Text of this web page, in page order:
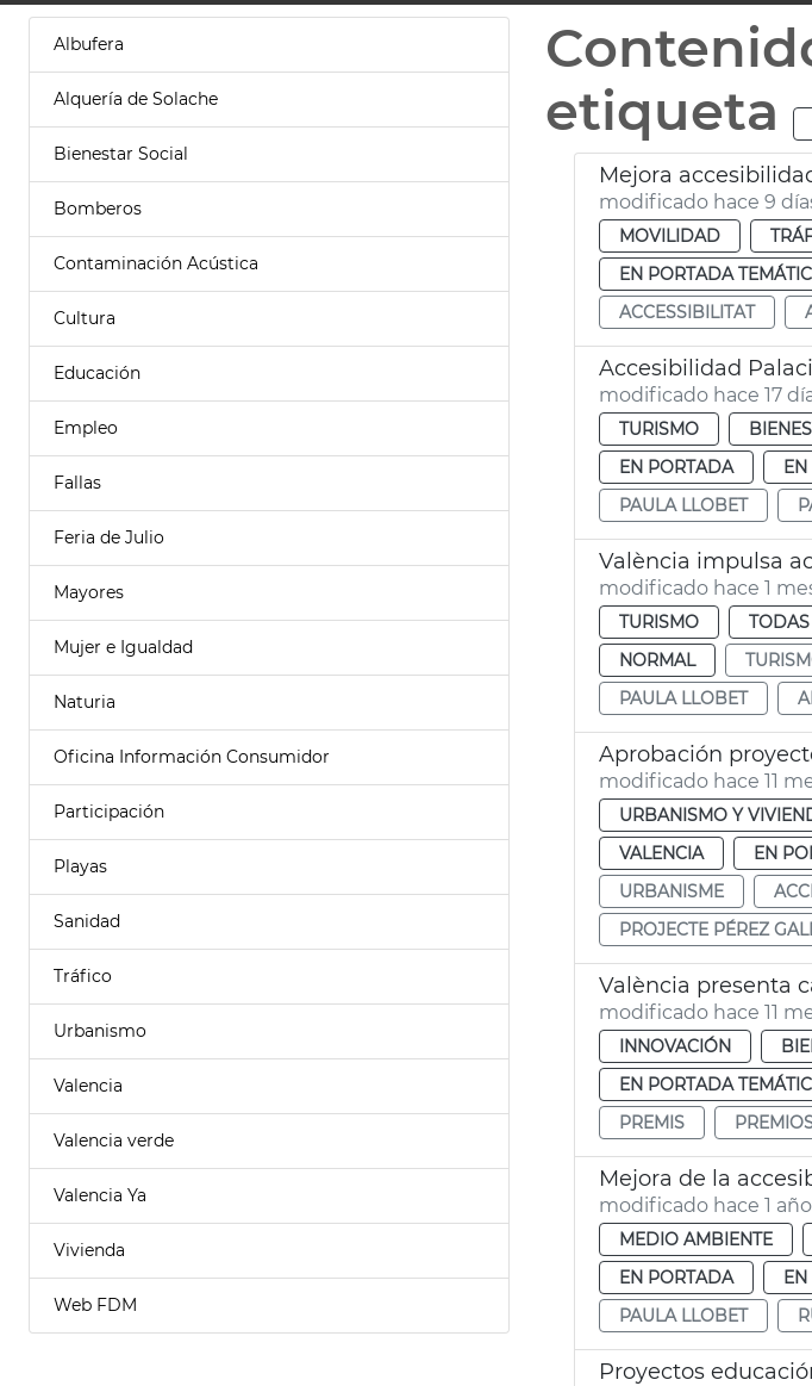
Albufera
Alquería de Solache
Bienestar Social
Bomberos
Contaminación Acústica
Cultura
Educación
Empleo
Fallas
Feria de Julio
Mayores
Mujer e Igualdad
Naturia
Oficina Información Consumidor
Participación
Playas
Sanidad
Tráfico
Urbanismo
Valencia
Valencia verde
Valencia Ya
Vivienda
Web FDM
etiqueta
Mejora
modificado hace 9
MOVILIDAD
EN PORTADA
ACCESSIBILITAT
Accesibilidad
modificado hace 17
TURISMO
EN PORTADA
PAULA LLOBET
València impulsa
modificado hace 1
TURISMO
NORMAL
PAULA LLOBET
Aprobación
modificado hace 11
URBANISMO Y
VALENCIA
EN
URBANISME
PROJECTE PÉREZ
València presenta
modificado hace 11
INNOVACIÓN
EN PORTADA
PREMIS
Mejora de la
modificado hace 1 año
MEDIO AMBIENTE
EN PORTADA
PAULA LLOBET
Proyectos